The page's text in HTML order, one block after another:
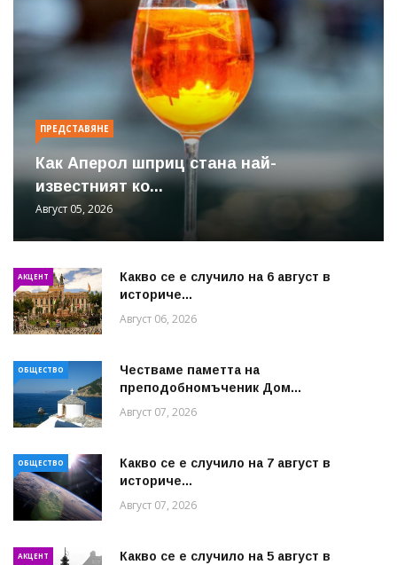
ПРЕДСТАВЯНЕ
Как Аперол шприц стана най-
известният ко...
Август 05, 2026
АКЦЕНТ
Какво се е случило на 6 август в
историче...
Август 06, 2026
ОБЩЕСТВО
Честваме паметта на
преподобномъченик Дом...
Август 07, 2026
ОБЩЕСТВО
Какво се е случило на 7 август в
историче...
Август 07, 2026
АКЦЕНТ
Какво се е случило на 5 август в